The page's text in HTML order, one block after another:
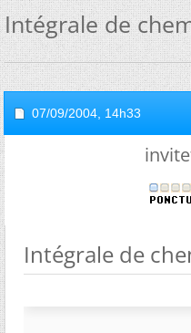
Intégrale de
07/09/2004, 14h33
Intégrale de